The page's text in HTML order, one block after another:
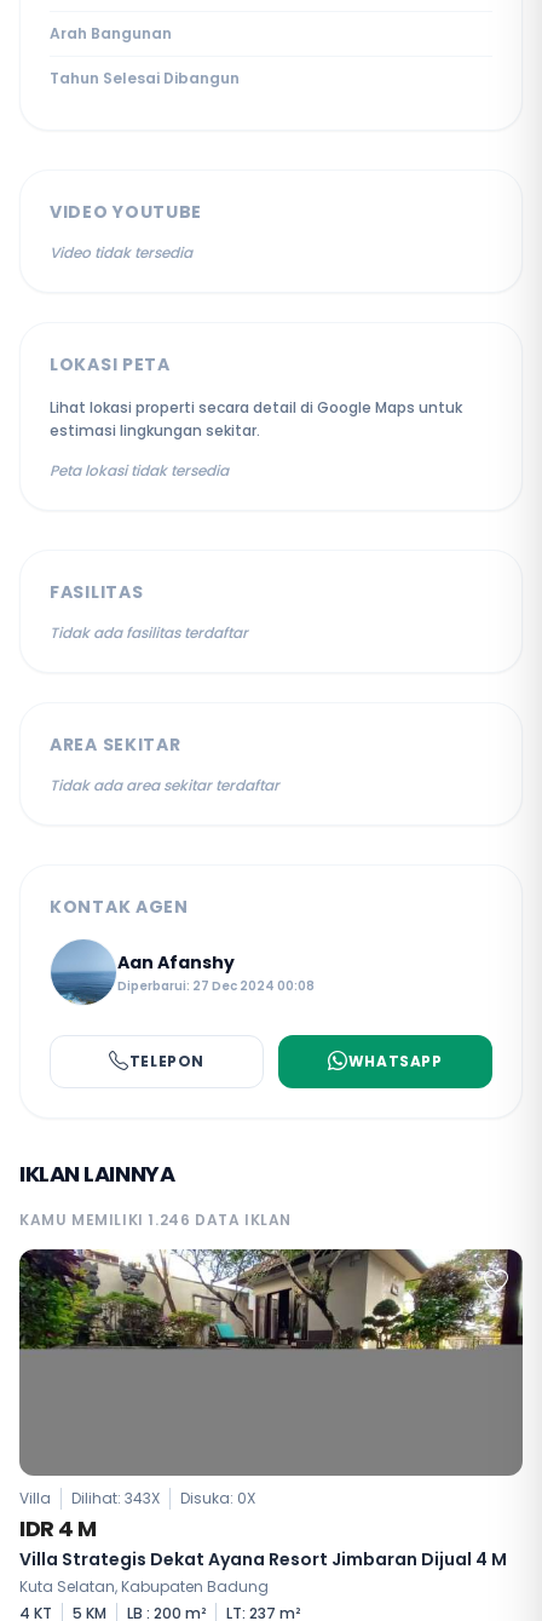
Arah Bangunan
Tahun Selesai Dibangun
VIDEO YOUTUBE
Video tidak tersedia
LOKASI PETA
Lihat lokasi properti secara detail di Google Maps untuk
estimasi lingkungan sekitar.
Peta lokasi tidak tersedia
FASILITAS
Tidak ada fasilitas terdaftar
AREA SEKITAR
Tidak ada area sekitar terdaftar
KONTAK AGEN
Aan Afanshy
Diperbarui: 27 Dec 2024 00:08
TELEPON WHATSAPP
IKLAN LAINNYA
KAMU MEMILIKI 1.246 DATA IKLAN
Villa Dilihat: 343X Disuka: 0X
IDR 4 M
Villa Strategis Dekat Ayana Resort Jimbaran Dijual 4 M
Kuta Selatan, Kabupaten Badung
4 KT
5 KM LB : 200 m² LT: 237 m²